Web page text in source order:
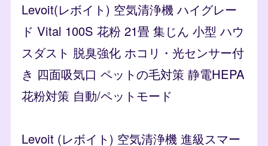
Levoit(レボイト) 空気清浄機 ハイグレー
ド Vital 100S 花粉 21畳 集じん 小型 ハウ
スダスト 脱臭強化 ホコリ・光センサー付
き 四面吸気口 ペットの毛対策 静電HEPA
花粉対策 自動/ペットモード
Levoit (レボイト) 空気清浄機 進級スマー